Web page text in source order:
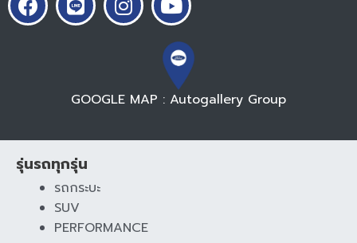
GOOGLE MAP : Autogallery Group
รุ่นรถทุกรุ่น
รถกระบะ
SUV
PERFORMANCE